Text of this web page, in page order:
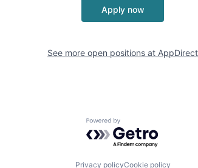
Apply now
See more open positions at AppDirect
Powered by Getro.com
Privacy policyCookie policy